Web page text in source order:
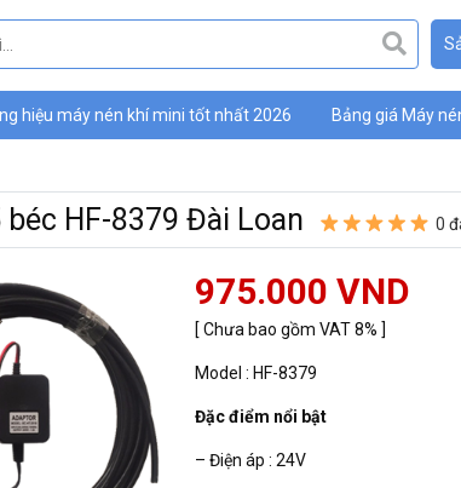
hiệu máy nén khí mini tốt nhất 2026 Bảng giá Máy
mini Lucky
HF-8379 Đài Loan 0
975.000 VND
[ Chưa bao gồm VAT 8% ]
Model : HF-8379
Đặc điểm nổi bật
– Điện áp : 24V